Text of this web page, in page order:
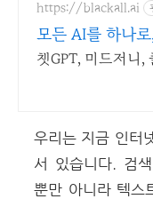
https://blackall.ai
모든 AI를 하나
챗GPT, 미드저니,
우리는 지금 인터
서 있습니다. 검
뿐만 아니라 텍스